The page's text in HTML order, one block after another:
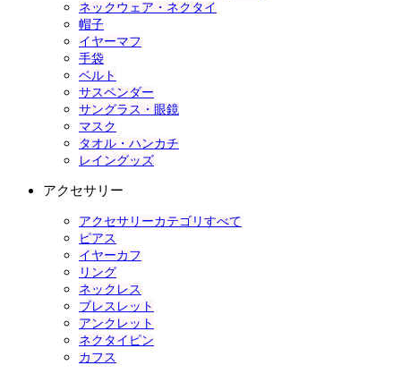
ネックウェア・ネクタイ
帽子
イヤーマフ
手袋
ベルト
サスペンダー
サングラス・眼鏡
マスク
タオル・ハンカチ
レイングッズ
アクセサリー
アクセサリーカテゴリすべて
ピアス
イヤーカフ
リング
ネックレス
ブレスレット
アンクレット
ネクタイピン
カフス